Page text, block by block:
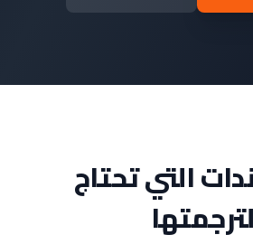
التي تحتاج
لترجمتها